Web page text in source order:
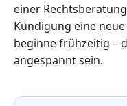
einer
Kündigung eine neue
beginne frühzeitig –
angespannt sein.